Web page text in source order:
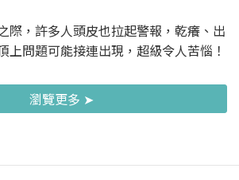
際，許多人頭皮也拉起警報，乾癢、出
上問題可能接連出現，超級令人苦惱！
瀏覽更多 ➤